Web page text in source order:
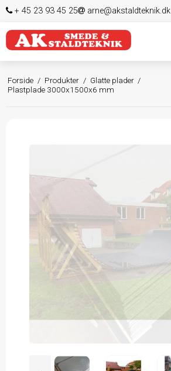
+ 45 23 93 45 25 arne@akstaldteknik.dk
Forside / Produkter / Glatte plader /
Plastplade 3000x1500x6 mm